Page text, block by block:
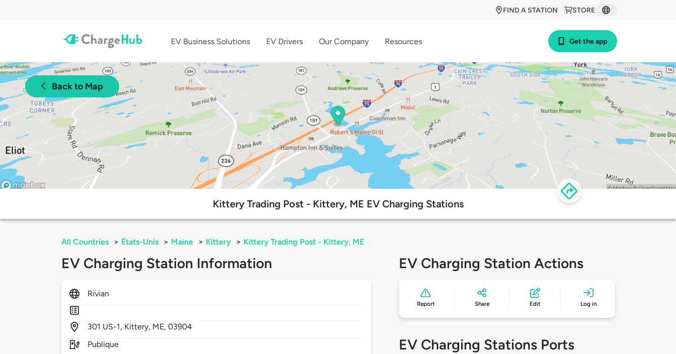
STORE
FIND A STATION
EV Business Solutions EV Drivers Our Company Resources Get the app
Back to Map
Kittery Trading Post - Kittery, ME EV Charging Stations
All Countries > États-Unis > Maine > Kittery > Kittery Trading Post - Kittery, ME
EV Charging Station Information
Rivian
301 US-1, Kittery, ME,03904
Publique
EV Charging Station Actions
Report Share Edit Log in
EV Charging Stations Ports